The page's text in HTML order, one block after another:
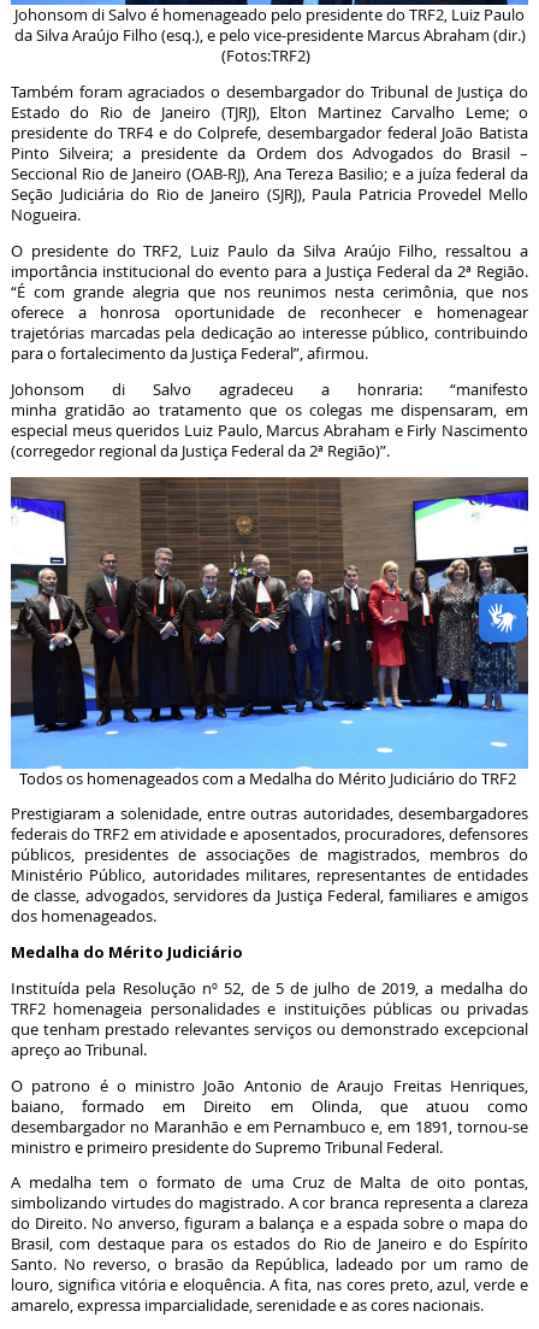
Johonsom di Salvo é homenageado pelo presidente do TRF2, Luiz Paulo
da Silva Araújo Filho (esq.), e pelo vice-presidente Marcus Abraham (dir.)
(Fotos:TRF2)
Também foram agraciados o desembargador do Tribunal de Justiça do
Estado do Rio de Janeiro (TJRJ), Elton Martinez Carvalho Leme; o
presidente do TRF4 e do Colprefe, desembargador federal João Batista
Pinto Silveira; a presidente da Ordem dos Advogados do Brasil –
Seccional Rio de Janeiro (OAB-RJ), Ana Tereza Basilio; e a juíza federal da
Seção Judiciária do Rio de Janeiro (SJRJ), Paula Patricia Provedel Mello
Nogueira.
O presidente do TRF2, Luiz Paulo da Silva Araújo Filho, ressaltou a
importância institucional do evento para a Justiça Federal da 2ª Região.
“É com grande alegria que nos reunimos nesta cerimônia, que nos
oferece a honrosa oportunidade de reconhecer e homenagear
trajetórias marcadas pela dedicação ao interesse público, contribuindo
para o fortalecimento da Justiça Federal”, afirmou.
Johonsom di Salvo agradeceu a honraria: “manifesto
minha gratidão ao tratamento que os colegas me dispensaram, em
especial meus queridos Luiz Paulo, Marcus Abraham e Firly Nascimento
(corregedor regional da Justiça Federal da 2ª Região)”.
Todos os homenageados com a Medalha do Mérito Judiciário do TRF2
Prestigiaram a solenidade, entre outras autoridades, desembargadores
federais do TRF2 em atividade e aposentados, procuradores, defensores
públicos, presidentes de associações de magistrados, membros do
Ministério Público, autoridades militares, representantes de entidades
de classe, advogados, servidores da Justiça Federal, familiares e amigos
dos homenageados.
Medalha do Mérito Judiciário
Instituída pela Resolução nº 52, de 5 de julho de 2019, a medalha do
TRF2 homenageia personalidades e instituições públicas ou privadas
que tenham prestado relevantes serviços ou demonstrado excepcional
apreço ao Tribunal.
O patrono é o ministro João Antonio de Araujo Freitas Henriques,
baiano, formado em Direito em Olinda, que atuou como
desembargador no Maranhão e em Pernambuco e, em 1891, tornou-se
ministro e primeiro presidente do Supremo Tribunal Federal.
A medalha tem o formato de uma Cruz de Malta de oito pontas,
simbolizando virtudes do magistrado. A cor branca representa a clareza
do Direito. No anverso, figuram a balança e a espada sobre o mapa do
Brasil, com destaque para os estados do Rio de Janeiro e do Espírito
Santo. No reverso, o brasão da República, ladeado por um ramo de
louro, significa vitória e eloquência. A fita, nas cores preto, azul, verde e
amarelo, expressa imparcialidade, serenidade e as cores nacionais.